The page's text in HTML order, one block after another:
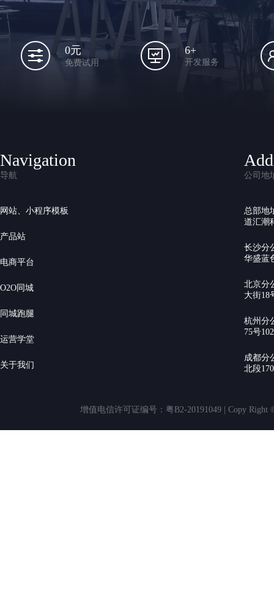
0元
免费试用
6+
开发服务
Navigation
导航
网站、小程序模板
产品站
电商平台
O2O同城
同城跑腿
运营学堂
关于我们
公司地
总部地
道汇潮
长沙分
华盛蓝
北京分
大街18
杭州分
75号
成都分
北段
增值电信许可证编号：粤B2-20191049 | Copy